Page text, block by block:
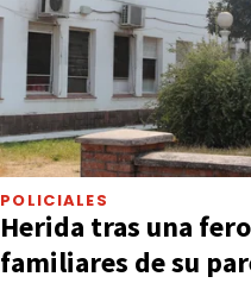
POLICIALES
Herida tras una
familiares de su